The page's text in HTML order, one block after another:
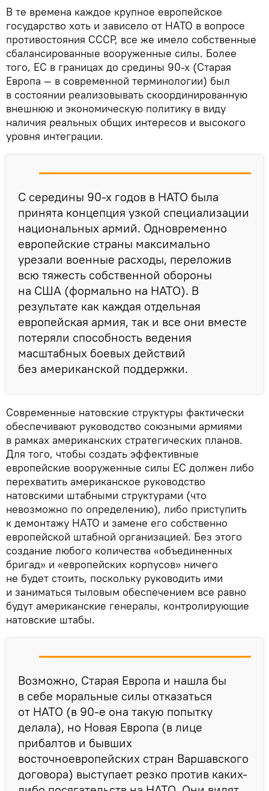
В те времена каждое крупное европейское
государство хоть и зависело от НАТО в вопросе
противостояния СССР, все же имело собственные
сбалансированные вооруженные силы. Более
того, ЕС в границах до средины 90-х (Старая
Европа — в современной терминологии) был
в состоянии реализовывать скоординированную
внешнюю и экономическую политику в виду
наличия реальных общих интересов и высокого
уровня интеграции.
С середины 90-х годов в НАТО была
принята концепция узкой специализации
национальных армий. Одновременно
европейские страны максимально
урезали военные расходы, переложив
всю тяжесть собственной обороны
на США (формально на НАТО). В
результате как каждая отдельная
европейская армия, так и все они вместе
потеряли способность ведения
масштабных боевых действий
без американской поддержки.
Современные натовские структуры фактически
обеспечивают руководство союзными армиями
в рамках американских стратегических планов.
Для того, чтобы создать эффективные
европейские вооруженные силы ЕС должен либо
перехватить американское руководство
натовскими штабными структурами (что
невозможно по определению), либо приступить
к демонтажу НАТО и замене его собственно
европейской штабной организацией. Без этого
создание любого количества «объединенных
бригад» и «европейских корпусов» ничего
не будет стоить, поскольку руководить ими
и заниматься тыловым обеспечением все равно
будут американские генералы, контролирующие
натовские штабы.
Возможно, Старая Европа и нашла бы
в себе моральные силы отказаться
от НАТО (в 90-е она такую попытку
делала), но Новая Европа (в лице
прибалтов и бывших
восточноевропейских стран Варшавского
договора) выступает резко против каких-